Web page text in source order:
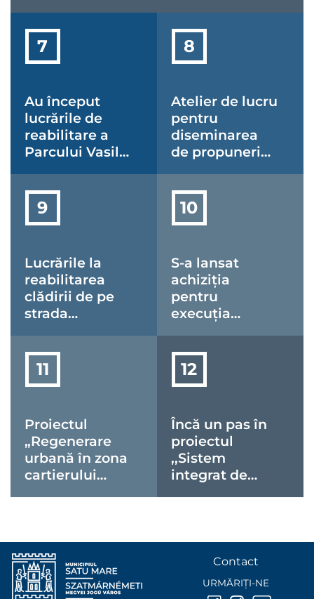
la trafic
Au început
lucrările de
reabilitare a
Parcului Vasile
Atelier de lucru
pentru
diseminarea
de propuneri
în domeniul
mobilității
sustenabile
Lucrările la
reabilitarea
clădirii de pe
strada
S-a lansat
achiziția
pentru
execuția
Proiectul
„Regenerare
urbană în zona
cartierului
premergătoare
demarării
lucrărilor
Încă un pas în
proiectul
,,Sistem
integrat de
inteligentă în
Municipiul
Satu Mare''
Contact
URMĂRIȚI-NE